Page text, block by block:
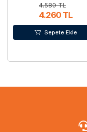
4.580 TL
4.260 TL
Sepete Ekle